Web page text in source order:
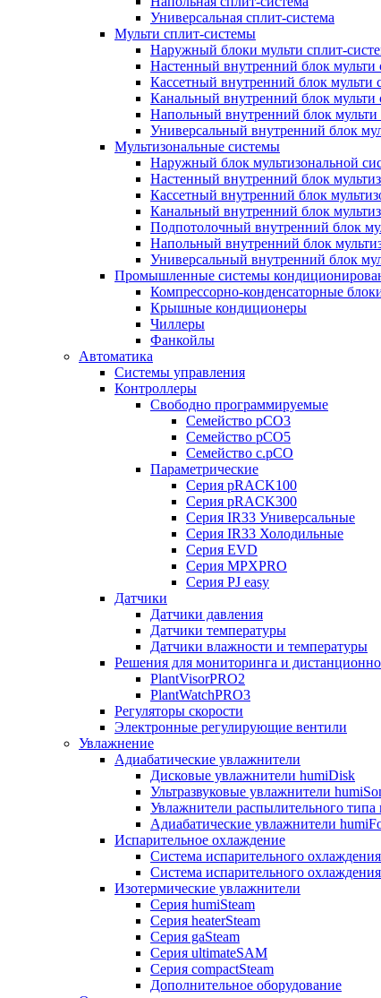
Универсальная сплит-система
Мульти сплит-системы
Наружный блоки мульти сплит-
Настенный внутренний блок мульти
Кассетный внутренний блок мульти
Канальный внутренний блок мульти
Напольный внутренний блок мульти
Универсальный внутренний блок
Мультизональные системы
Наружный блок мультизональной
Настенный внутренний блок
Кассетный внутренний блок
Канальный внутренний блок
Подпотолочный внутренний блок
Напольный внутренний блок
Универсальный внутренний блок
Промышленные системы
Компрессорно-конденсаторные
Крышные кондиционеры
Чиллеры
Фанкойлы
Автоматика
Системы управления
Контроллеры
Свободно программируемые
Семейство pCO3
Семейство pCO5
Семейство c.pCO
Параметрические
Серия pRACK100
Серия pRACK300
Серия IR33 Универсальные
Серия IR33 Холодильные
Серия EVD
Серия MPXPRO
Серия PJ easy
Датчики
Датчики давления
Датчики температуры
Датчики влажности и температуры
Решения для мониторинга и
PlantVisorPRO2
PlantWatchPRO3
Регуляторы скорости
Электронные регулирующие вентили
Увлажнение
Адиабатические увлажнители
Дисковые увлажнители humiDisk
Ультразвуковые увлажнители
Увлажнители распылительного типа
Адиабатические увлажнители
Испарительное охлаждение
Система испарительного
Система испарительного
Изотермические увлажнители
Серия humiSteam
Серия heaterSteam
Серия gaSteam
Серия ultimateSAM
Серия compactSteam
Дополнительное оборудование